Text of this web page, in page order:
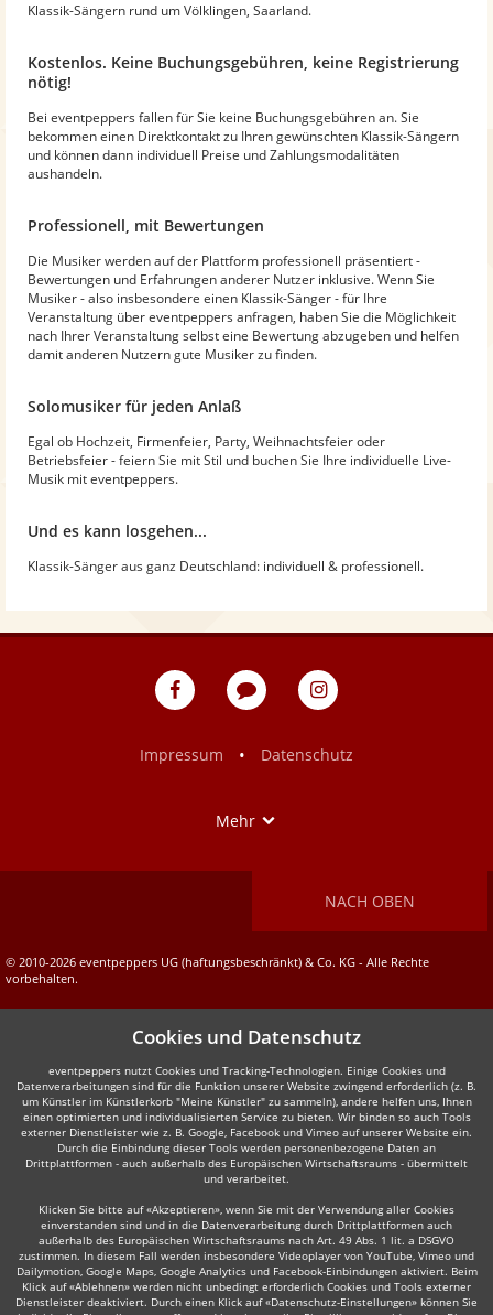
Klassik-Sängern rund um Völklingen, Saarland.
Kostenlos. Keine Buchungsgebühren, keine Registrierung
nötig!
Bei eventpeppers fallen für Sie keine Buchungsgebühren an. Sie
bekommen einen Direktkontakt zu Ihren gewünschten Klassik-Sängern
und können dann individuell Preise und Zahlungsmodalitäten
aushandeln.
Professionell, mit Bewertungen
Die Musiker werden auf der Plattform professionell präsentiert -
Bewertungen und Erfahrungen anderer Nutzer inklusive. Wenn Sie
Musiker - also insbesondere einen Klassik-Sänger - für Ihre
Veranstaltung über eventpeppers anfragen, haben Sie die Möglichkeit
nach Ihrer Veranstaltung selbst eine Bewertung abzugeben und helfen
damit anderen Nutzern gute Musiker zu finden.
Solomusiker für jeden Anlaß
Egal ob Hochzeit, Firmenfeier, Party, Weihnachtsfeier oder
Betriebsfeier - feiern Sie mit Stil und buchen Sie Ihre individuelle Live-
Musik mit eventpeppers.
Und es kann losgehen...
Klassik-Sänger aus ganz Deutschland: individuell & professionell.
eventpeppers
Blog
eventpeppers
Impressum
• Datenschutz
Mehr
NACH OBEN
© 2010-2026 eventpeppers UG (haftungsbeschränkt) & Co. KG - Alle Rechte
vorbehalten.
Cookies und Datenschutz
eventpeppers nutzt Cookies und Tracking-Technologien. Einige Cookies und
Datenverarbeitungen sind für die Funktion unserer Website zwingend erforderlich (z. B.
um Künstler im Künstlerkorb "Meine Künstler" zu sammeln), andere helfen uns, Ihnen
einen optimierten und individualisierten Service zu bieten. Wir binden so auch Tools
externer Dienstleister wie z. B. Google, Facebook und Vimeo auf unserer Website ein.
Durch die Einbindung dieser Tools werden personenbezogene Daten an
Drittplattformen - auch außerhalb des Europäischen Wirtschaftsraums - übermittelt
und verarbeitet.
Klicken Sie bitte auf «Akzeptieren», wenn Sie mit der Verwendung aller Cookies
einverstanden sind und in die Datenverarbeitung durch Drittplattformen auch
außerhalb des Europäischen Wirtschaftsraums nach Art. 49 Abs. 1 lit. a DSGVO
zustimmen. In diesem Fall werden insbesondere Videoplayer von YouTube, Vimeo und
Dailymotion, Google Maps, Google Analytics und Facebook-Einbindungen aktiviert. Beim
Klick auf «Ablehnen» werden nicht unbedingt erforderlich Cookies und Tools externer
Dienstleister deaktiviert. Durch einen Klick auf «Datenschutz-Einstellungen» können Sie